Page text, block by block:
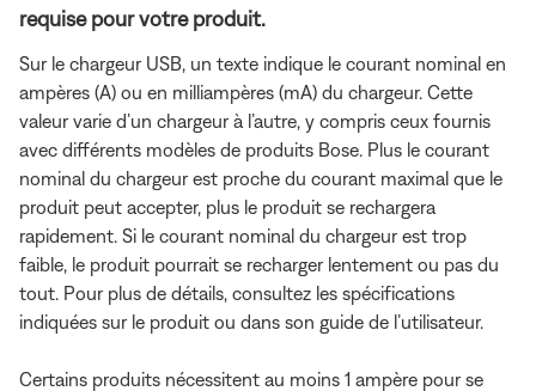
requise pour votre produit.
Sur le chargeur USB, un texte indique le courant nominal en
ampères (A) ou en milliampères (mA) du chargeur. Cette
valeur varie d’un chargeur à l’autre, y compris ceux fournis
avec différents modèles de produits Bose. Plus le courant
nominal du chargeur est proche du courant maximal que le
produit peut accepter, plus le produit se rechargera
rapidement. Si le courant nominal du chargeur est trop
faible, le produit pourrait se recharger lentement ou pas du
tout. Pour plus de détails, consultez les spécifications
indiquées sur le produit ou dans son guide de l’utilisateur.
Certains produits nécessitent au moins 1 ampère pour se